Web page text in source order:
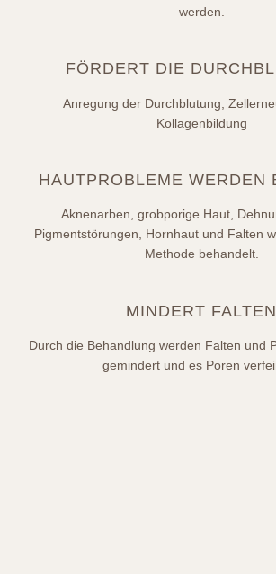
werden.
FÖRDERT DIE
Anregung der Durchblutung,
Kollagenbildung
HAUTPROBLEME WERDEN
Aknenarben, grobporige Haut,
Pigmentstörungen, Hornhaut und Falten
Methode behandelt.
MINDERT FALTEN
Durch die Behandlung werden Falten und
gemindert und es Poren